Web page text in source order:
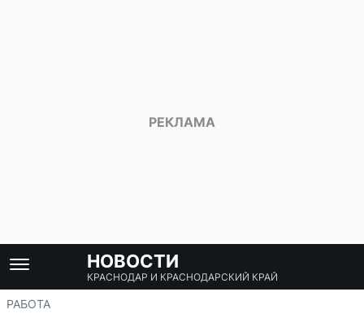
НОВОСТИ
КРАСНОДАР И КРАСНОДАРСКИЙ КРАЙ
РАБОТА